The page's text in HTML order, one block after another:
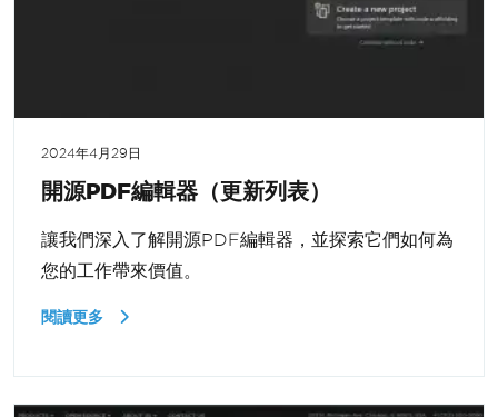
2024年4月29日
開源PDF編輯器（更新列表）
讓我們深入了解開源PDF編輯器，並探索它們如何為
您的工作帶來價值。
閱讀更多